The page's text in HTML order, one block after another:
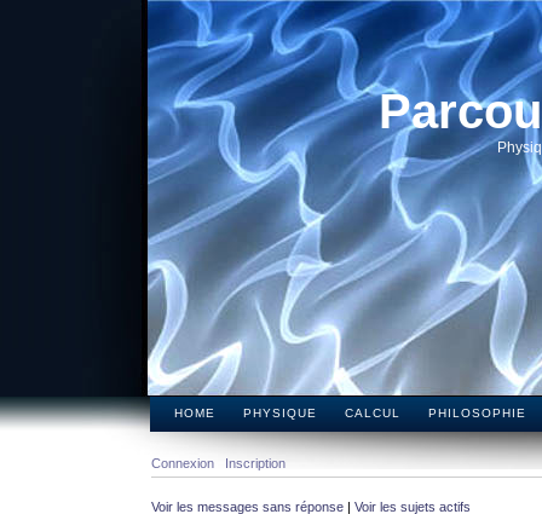
HOME PHYSIQUE CALCUL PHILOSOPHIE
Connexion Inscription
Voir les messages sans réponse | Voir les sujets actifs